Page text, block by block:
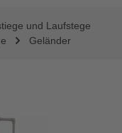
und Laufstege
Geländer